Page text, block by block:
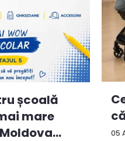
școală
mare
05